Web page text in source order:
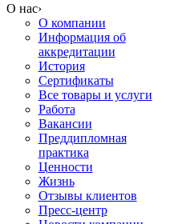
О нас›
О компании
Информация об
аккредитации
История
Сертификаты
Все товары и услуги
Работа
Вакансии
Преддипломная
практика
Ценности
Жизнь
Отзывы клиентов
Пресс-центр